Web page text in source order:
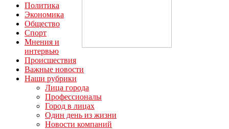
Политика
Экономика
Общество
Спорт
Мнения и
интервью
Происшествия
Важные новости
Наши рубрики
Лица города
Профессионалы
Город в лицах
Один день из жизни
Новости компаний